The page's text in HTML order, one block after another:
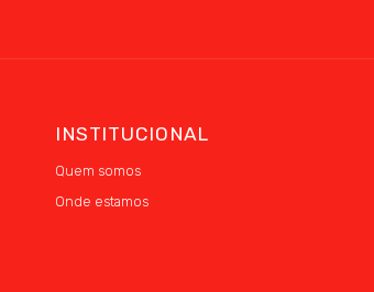
INSTITUCIONAL
Quem somos
Onde estamos